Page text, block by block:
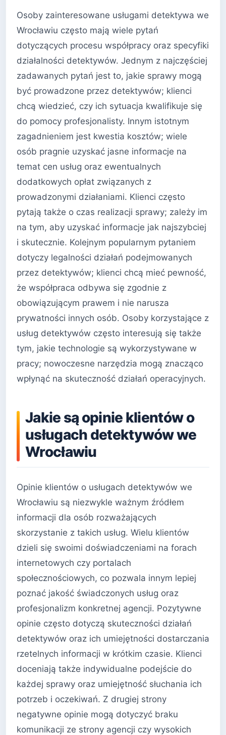
Osoby zainteresowane usługami detektywa we
Wrocławiu często mają wiele pytań
dotyczących procesu współpracy oraz specyfiki
działalności detektywów. Jednym z najczęściej
zadawanych pytań jest to, jakie sprawy mogą
być prowadzone przez detektywów; klienci
chcą wiedzieć, czy ich sytuacja kwalifikuje się
do pomocy profesjonalisty. Innym istotnym
zagadnieniem jest kwestia kosztów; wiele
osób pragnie uzyskać jasne informacje na
temat cen usług oraz ewentualnych
dodatkowych opłat związanych z
prowadzonymi działaniami. Klienci często
pytają także o czas realizacji sprawy; zależy im
na tym, aby uzyskać informacje jak najszybciej
i skutecznie. Kolejnym popularnym pytaniem
dotyczy legalności działań podejmowanych
przez detektywów; klienci chcą mieć pewność,
że współpraca odbywa się zgodnie z
obowiązującym prawem i nie narusza
prywatności innych osób. Osoby korzystające z
usług detektywów często interesują się także
tym, jakie technologie są wykorzystywane w
pracy; nowoczesne narzędzia mogą znacząco
wpłynąć na skuteczność działań operacyjnych.
Jakie są opinie klientów o
usługach detektywów we
Wrocławiu
Opinie klientów o usługach detektywów we
Wrocławiu są niezwykle ważnym źródłem
informacji dla osób rozważających
skorzystanie z takich usług. Wielu klientów
dzieli się swoimi doświadczeniami na forach
internetowych czy portalach
społecznościowych, co pozwala innym lepiej
poznać jakość świadczonych usług oraz
profesjonalizm konkretnej agencji. Pozytywne
opinie często dotyczą skuteczności działań
detektywów oraz ich umiejętności dostarczania
rzetelnych informacji w krótkim czasie. Klienci
doceniają także indywidualne podejście do
każdej sprawy oraz umiejętność słuchania ich
potrzeb i oczekiwań. Z drugiej strony
negatywne opinie mogą dotyczyć braku
komunikacji ze strony agencji czy wysokich